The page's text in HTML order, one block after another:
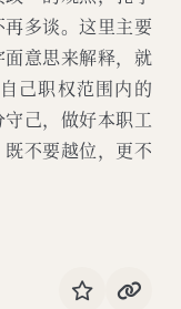
多谈。这里主要
意思来解释，就
己职权范围内的
己，做好本职工
不要越位，更不